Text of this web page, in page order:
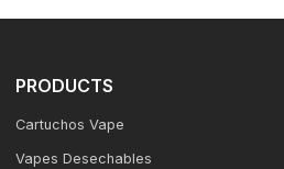
PRODUCTS
Cartuchos Vape
Vapes Desechables